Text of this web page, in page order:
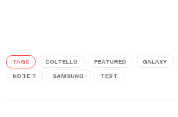
TAGS COLTELLO FEATURED GALAXY
NOTE 7 SAMSUNG TEST